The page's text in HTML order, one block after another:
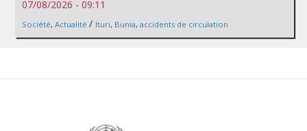
07/08/2026 - 09:11
Société, Actualité / Ituri, Bunia, accidents de circulation